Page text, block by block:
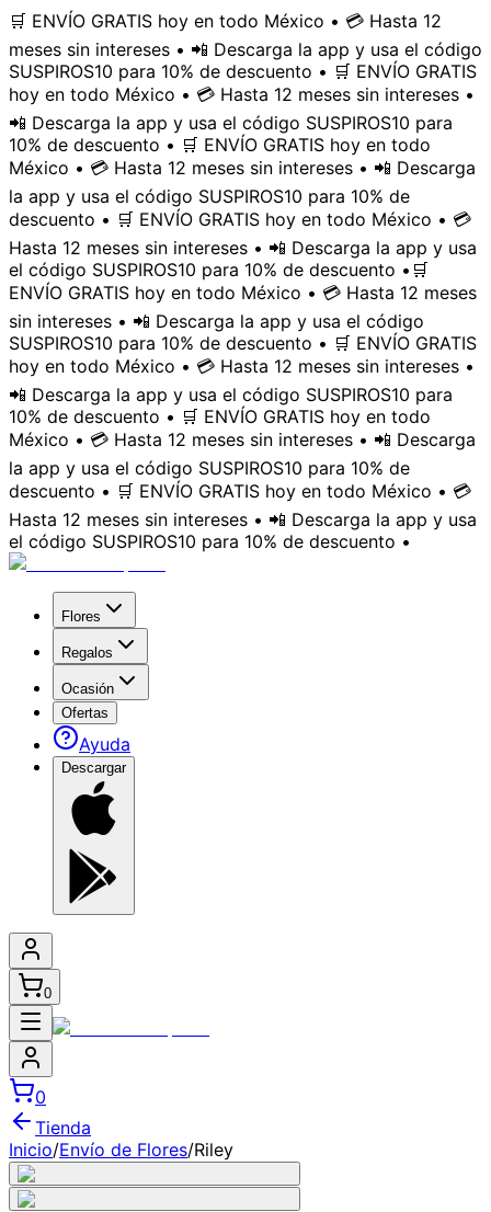
🛒 ENVÍO GRATIS hoy en todo México • 💳 Hasta 12
meses sin intereses • 📲 Descarga la app y usa el código
SUSPIROS10 para 10% de descuento • 🛒 ENVÍO GRATIS
hoy en todo México • 💳 Hasta 12 meses sin intereses •
📲 Descarga la app y usa el código SUSPIROS10 para
10% de descuento • 🛒 ENVÍO GRATIS hoy en todo
México • 💳 Hasta 12 meses sin intereses • 📲 Descarga
la app y usa el código SUSPIROS10 para 10% de
descuento • 🛒 ENVÍO GRATIS hoy en todo México • 💳
Hasta 12 meses sin intereses • 📲 Descarga la app y usa
el código SUSPIROS10 para 10% de descuento • 🛒
ENVÍO GRATIS hoy en todo México • 💳 Hasta 12 meses
sin intereses • 📲 Descarga la app y usa el código
SUSPIROS10 para 10% de descuento • 🛒 ENVÍO GRATIS
hoy en todo México • 💳 Hasta 12 meses sin intereses •
📲 Descarga la app y usa el código SUSPIROS10 para
10% de descuento • 🛒 ENVÍO GRATIS hoy en todo
México • 💳 Hasta 12 meses sin intereses • 📲 Descarga
la app y usa el código SUSPIROS10 para 10% de
descuento • 🛒 ENVÍO GRATIS hoy en todo México • 💳
Hasta 12 meses sin intereses • 📲 Descarga la app y usa
el código SUSPIROS10 para 10% de descuento •
Flores
Regalos
Ocasión
Ofertas
Ayuda
Descargar
0
0
Tienda
Inicio/Envío de Flores/Riley